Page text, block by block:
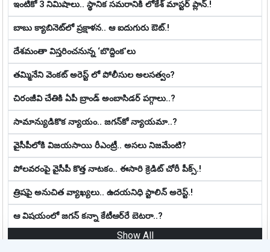
ఇంటికో 3 నిమిషాలు.. స్థానిక స‌మ‌రానికి లోకేశ్ మాస్ట‌ర్ ప్లాన్‌.!
బాబు క్యాబినెట్‌లో ప్ర‌క్షాళ‌న‌.. ఆ ఐదుగురు ఔట్‌.!
దేశమంతా విస్తరించనున్న ‘బొద్దింక’లు
తమ్మినేని వెంకట్ అరెస్ట్ లో పోలీసుల అలసత్వం?
చిరంజీవి చేతికి ఏపీ బ్రాండ్ అంబాసిడర్ పగ్గాలు..?
సామాన్యుడికొక న్యాయం.. జ‌గ‌న్‌కో న్యాయ‌మా..?
వైసీపీలోకి విజయసాయి రీఎంట్రీ.. అసలు నిజమేంటి?
పోలవరంపై వైసీపీ కొత్త నాట‌కం.. ఈసారి క్రెడిట్ చోరీ పీక్స్.!
త్రిషపై అనుచిత వ్యాఖ్య‌లు.. ఉదయనిధి స్టాలిన్ అరెస్ట్‌.!
ఆ విష‌యంలో జ‌గ‌న్ క‌న్నా కేటీఆర్‌రే బెట‌రా..?
Show All